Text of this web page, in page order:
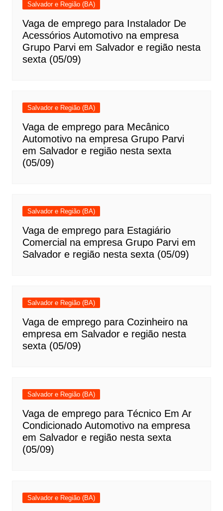
Salvador e Região (BA)
Vaga de emprego para Instalador De
Acessórios Automotivo na empresa
Grupo Parvi em Salvador e região nesta
sexta (05/09)
Salvador e Região (BA)
Vaga de emprego para Mecânico
Automotivo na empresa Grupo Parvi
em Salvador e região nesta sexta
(05/09)
Salvador e Região (BA)
Vaga de emprego para Estagiário
Comercial na empresa Grupo Parvi em
Salvador e região nesta sexta (05/09)
Salvador e Região (BA)
Vaga de emprego para Cozinheiro na
empresa em Salvador e região nesta
sexta (05/09)
Salvador e Região (BA)
Vaga de emprego para Técnico Em Ar
Condicionado Automotivo na empresa
em Salvador e região nesta sexta
(05/09)
Salvador e Região (BA)